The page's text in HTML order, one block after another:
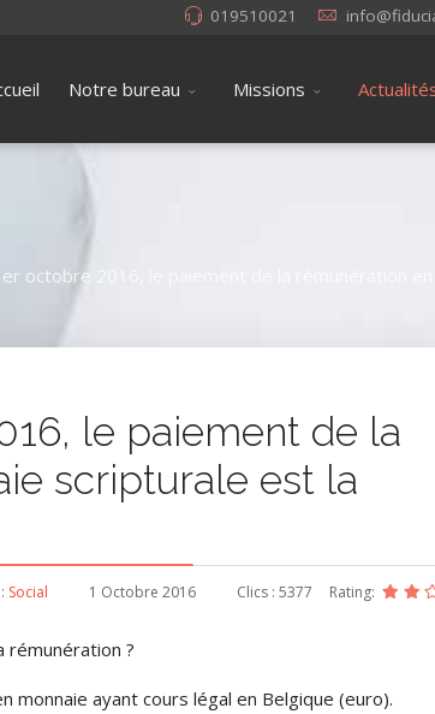
019510021
Notre bureau Missions
octobre 2016, le paiement de la rémunération en
le paiement de la
scripturale est la
Social 1 Octobre 2016 Clics : 5377 Rating:
rémunération ?
monnaie ayant cours légal en Belgique (euro).